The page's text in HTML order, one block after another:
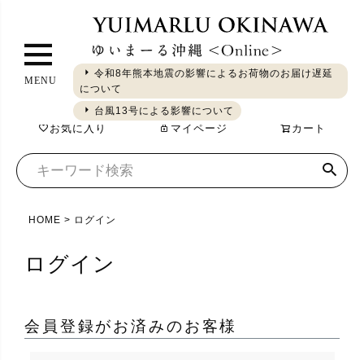
MENU
令和8年熊本地震の影響によるお荷物のお届け遅延
について
台風13号による影響について
やちむん 琉球ガラス シーサー 染織 食品
お気に入り マイページ カート
HOME ログイン
ログイン
会員登録がお済みのお客様
ジ
へ